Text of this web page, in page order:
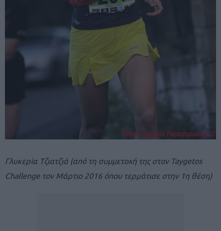
Γλυκερία Τζιατζιά (από τη συμμετοχή της στον Taygetos
Challenge τον Μάρτιο 2016 όπου τερμάτισε στην 1η θέση)